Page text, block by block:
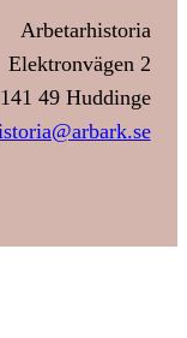
Arbetarhistoria
Elektronvägen 2
141 49 Huddinge